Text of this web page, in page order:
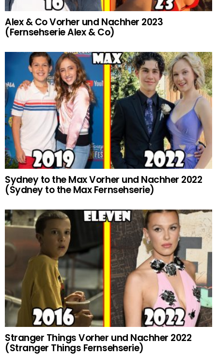
Alex & Co Vorher und Nachher 2023
(Fernsehserie Alex & Co)
Sydney to the Max Vorher und Nachher 2022
(Sydney to the Max Fernsehserie)
Stranger Things Vorher und Nachher 2022
(Stranger Things Fernsehserie)